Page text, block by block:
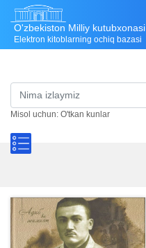
O'zbekiston Milliy kutubxonasi
Elektron kitoblarning ochiq bazasi
Misol uchun: O'tkan kunlar